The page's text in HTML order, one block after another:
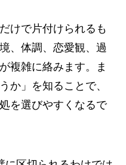
けで片付けられるも
、体調、恋愛観、過
複雑に絡みます。ま
か」を知ることで、
を選びやすくなるで